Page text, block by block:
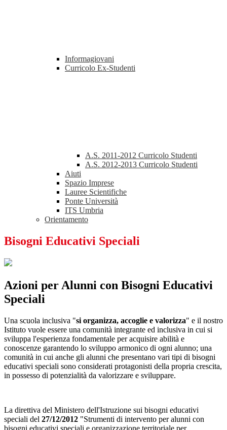
Informagiovani
Curricolo Ex-Studenti
A.S. 2011-2012 Curricolo Studenti
A.S. 2012-2013 Curricolo Studenti
Aiuti
Spazio Imprese
Lauree Scientifiche
Ponte Università
ITS Umbria
Orientamento
Bisogni Educativi Speciali
Azioni per Alunni con Bisogni Educativi
Speciali
Una scuola inclusiva "si organizza, accoglie e valorizza" e il nostro
Istituto vuole essere una comunità integrante ed inclusiva in cui si
sviluppa l'esperienza fondamentale per acquisire abilità e
conoscenze garantendo lo sviluppo armonico di ogni alunno; una
comunità in cui anche gli alunni che presentano vari tipi di bisogni
educativi speciali sono considerati protagonisti della propria crescita,
in possesso di potenzialità da valorizzare e sviluppare.
La direttiva del Ministero dell'Istruzione sui bisogni educativi
speciali del 27/12/2012 "Strumenti di intervento per alunni con
bisogni educativi speciali e organizzazione territoriale per